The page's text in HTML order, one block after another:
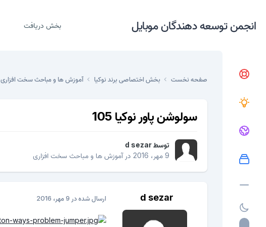
انجمن توسعه دهندگان موبایل بخش دریافت
صفحه نخست بخش اختصاصی برند نوکیا آموزش ها و مباحث سخت افزاری
سولوشن پاور نوکیا 105
توسطd sezar
9 مهر، 2016
درآموزش ها و مباحث سخت افزاری
d sezar ارسال شده در 9 مهر، 2016